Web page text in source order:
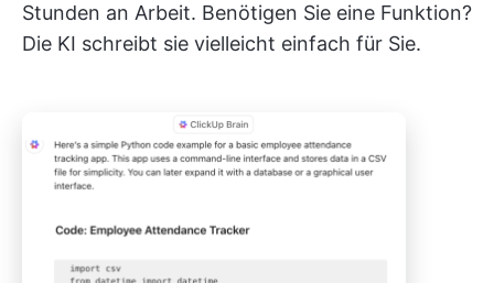
Stunden an Arbeit. Benötigen Sie eine Funktion?
Die KI schreibt sie vielleicht einfach für Sie.